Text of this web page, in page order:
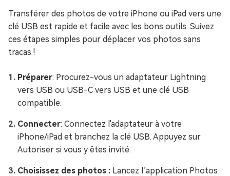
Transférer des photos de votre iPhone ou iPad vers une
clé USB est rapide et facile avec les bons outils. Suivez
ces étapes simples pour déplacer vos photos sans
tracas !
Préparer: Procurez-vous un adaptateur Lightning
vers USB ou USB-C vers USB et une clé USB
compatible.
Connecter: Connectez l'adaptateur à votre
iPhone/iPad et branchez la clé USB. Appuyez sur
Autoriser si vous y êtes invité.
Choisissez des photos : Lancez l’application Photos